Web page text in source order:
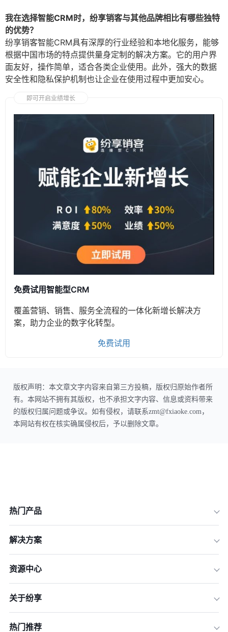
我在选择智能CRM时，纷享销客与其他品牌相比有哪些独特
的优势？
纷享销客智能CRM具有深厚的行业经验和本地化服务，能够
根据中国市场的特点提供量身定制的解决方案。它的用户界
面友好，操作简单，适合各类企业使用。此外，强大的数据
安全性和隐私保护机制也让企业在使用过程中更加安心。
即可开启业绩增长
免费试用智能型CRM
覆盖营销、销售、服务全流程的一体化新增长解决方
案，助力企业的数字化转型。
免费试用
版权声明：本文章文字内容来自第三方投稿，版权归原始作者所
有。本网站不拥有其版权，也不承担文字内容、信息或资料带来
的版权归属问题或争议。如有侵权，请联系zmt@fxiaoke.com，
本网站有权在核实确属侵权后，予以删除文章。
热门产品
解决方案
资源中心
关于纷享
热门推荐